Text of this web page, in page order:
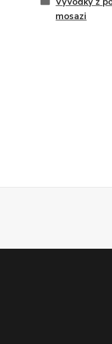
mosazi